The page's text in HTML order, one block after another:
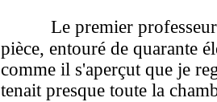
Le premier
pièce, entouré de quarante
comme il s'aperçut que je
tenait presque toute la